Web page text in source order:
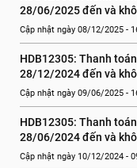
28/06/2025 đến và
Cập nhật ngày 08/12/2025 -
HDB12305: Thanh
28/12/2024 đến và
Cập nhật ngày 09/06/2025 -
HDB12305: Thanh
28/06/2024 đến và
Cập nhật ngày 10/12/2024 -